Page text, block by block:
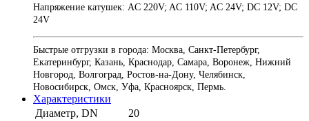
Напряжение катушек: AC 220V; AC 110V; AC 24V; DC 12V; DC
24V
Быстрые отгрузки в города: Москва, Санкт-Петербург,
Екатеринбург, Казань, Краснодар, Самара, Воронеж, Нижний
Новгород, Волгоград, Ростов-на-Дону, Челябинск,
Новосибирск, Омск, Уфа, Красноярск, Пермь.
Характеристики
Диаметр, DN
20